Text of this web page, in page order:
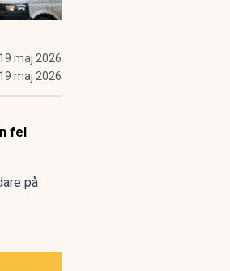
19 maj 2026
19 maj 2026
fel
på